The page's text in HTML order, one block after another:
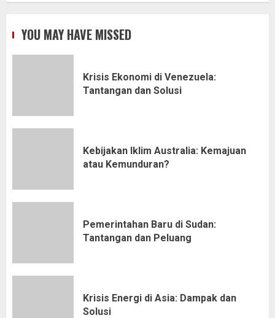
YOU MAY HAVE MISSED
Krisis Ekonomi di Venezuela:
Tantangan dan Solusi
Kebijakan Iklim Australia: Kemajuan
atau Kemunduran?
Pemerintahan Baru di Sudan:
Tantangan dan Peluang
Krisis Energi di Asia: Dampak dan
Solusi